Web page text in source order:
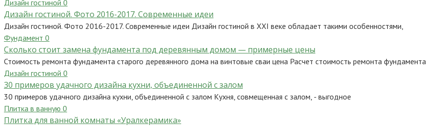
Дизайн гостиной 0
Дизайн гостиной. Фото 2016-2017. Современные идеи
Дизайн гостиной. Фото 2016-2017. Современные идеи Дизайн гостиной в ХХI веке обладает такими особенностями,
Фундамент 0
Сколько стоит замена фундамента под деревянным домом — примерные цены
Стоимость ремонта фундамента старого деревянного дома на винтовые сваи цена Расчет стоимость ремонта фундамента
Дизайн гостиной 0
30 примеров удачного дизайна кухни, объединенной с залом
30 примеров удачного дизайна кухни, объединенной с залом Кухня, совмещенная с залом, ‑ выгодное
Плитка в ванную 0
Плитка для ванной комнаты «Уралкерамика»